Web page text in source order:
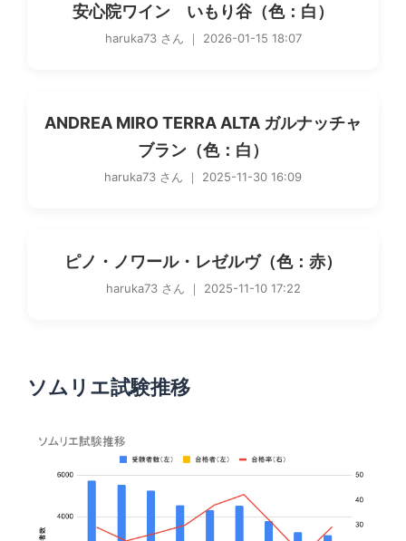
安心院ワイン いもり谷（色：白）
haruka73 さん ｜ 2026-01-15 18:07
ANDREA MIRO TERRA ALTA ガルナッチャ
ブラン（色：白）
haruka73 さん ｜ 2025-11-30 16:09
ピノ・ノワール・レゼルヴ（色：赤）
haruka73 さん ｜ 2025-11-10 17:22
ソムリエ試験推移